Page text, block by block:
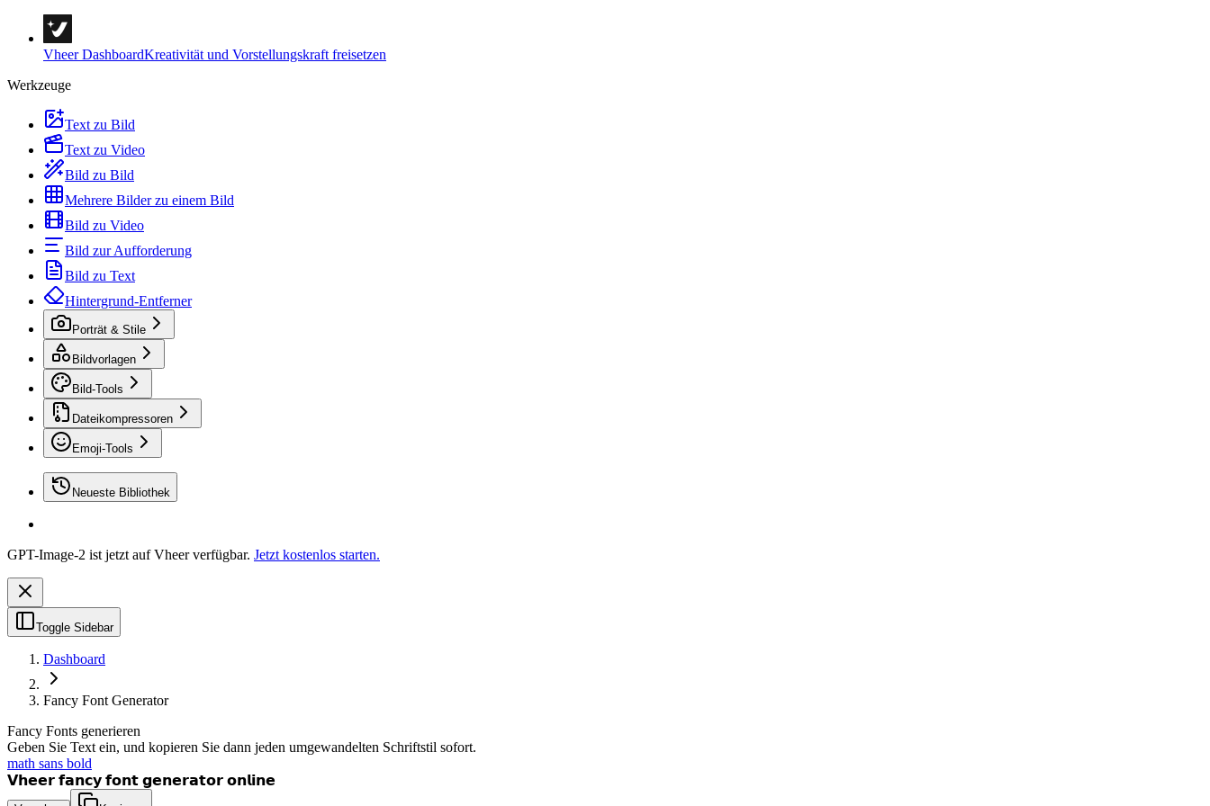
Vheer DashboardKreativität und Vorstellungskraft freisetzen
Werkzeuge
Text zu Bild
Text zu Video
Bild zu Bild
Mehrere Bilder zu einem Bild
Bild zu Video
Bild zur Aufforderung
Bild zu Text
Hintergrund-Entferner
Porträt & Stile
Bildvorlagen
Bild-Tools
Dateikompressoren
Emoji-Tools
Neueste Bibliothek
GPT-Image-2 ist jetzt auf Vheer verfügbar. Jetzt kostenlos starten.
Toggle Sidebar
Dashboard
Fancy Font Generator
Fancy Fonts generieren
Geben Sie Text ein, und kopieren Sie dann jeden umgewandelten Schriftstil sofort.
math sans bold
𝗩𝗵𝗲𝗲𝗿 𝗳𝗮𝗻𝗰𝘆 𝗳𝗼𝗻𝘁 𝗴𝗲𝗻𝗲𝗿𝗮𝘁𝗼𝗿 𝗼𝗻𝗹𝗶𝗻𝗲